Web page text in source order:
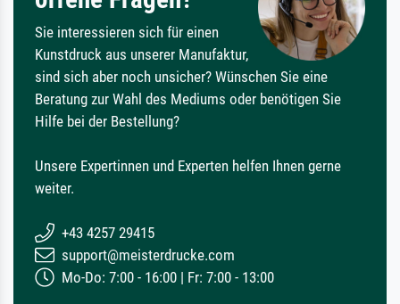
Sie interessieren sich für einen
Kunstdruck aus unserer Manufaktur,
sind sich aber noch unsicher? Wünschen Sie eine
Beratung zur Wahl des Mediums oder benötigen Sie
Hilfe bei der Bestellung?
Unsere Expertinnen und Experten helfen Ihnen gerne
weiter.
+43 4257 29415
support@meisterdrucke.com
Mo-Do: 7:00 - 16:00 | Fr: 7:00 - 13:00